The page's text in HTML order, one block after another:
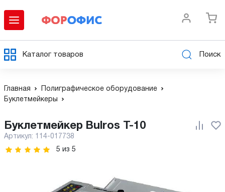
Каталог товаров Поиск
Главная
Полиграфическое оборудование
Буклетмейкеры
Буклетмейкер Bulros T-10
Артикул: 114-017738
5 из 5